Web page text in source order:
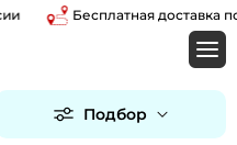
Бесплатная доставка по
Подбор